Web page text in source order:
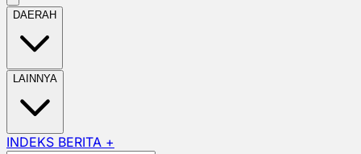
DAERAH
LAINNYA
INDEKS BERITA +